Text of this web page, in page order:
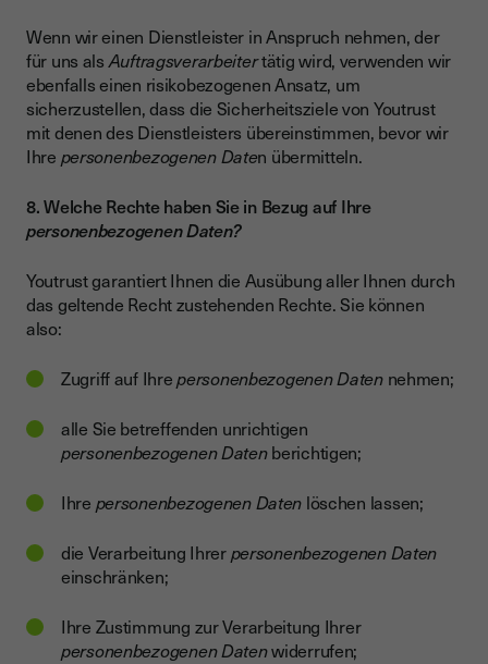
Wenn wir einen Dienstleister in Anspruch nehmen, der
für uns alsAuftragsverarbeitertätig wird, verwenden wir
ebenfalls einen risikobezogenen Ansatz, um
sicherzustellen, dass die Sicherheitsziele von Youtrust
mit denen des Dienstleisters übereinstimmen, bevor wir
Ihre personenbezogenen Daten übermitteln.
8. Welche Rechte haben Sie in Bezug auf Ihre
personenbezogenen Daten?
Youtrust garantiert Ihnen die Ausübung aller Ihnen durch
das geltende Recht zustehenden Rechte. Sie können
also:
Zugriff auf Ihrepersonenbezogenen Datennehmen;
alle Sie betreffenden unrichtigen
personenbezogenen Datenberichtigen;
Ihre personenbezogenen Daten löschen lassen;
die Verarbeitung Ihrerpersonenbezogenen Daten
einschränken;
Ihre Zustimmung zur Verarbeitung Ihrer
personenbezogenen Datenwiderrufen;